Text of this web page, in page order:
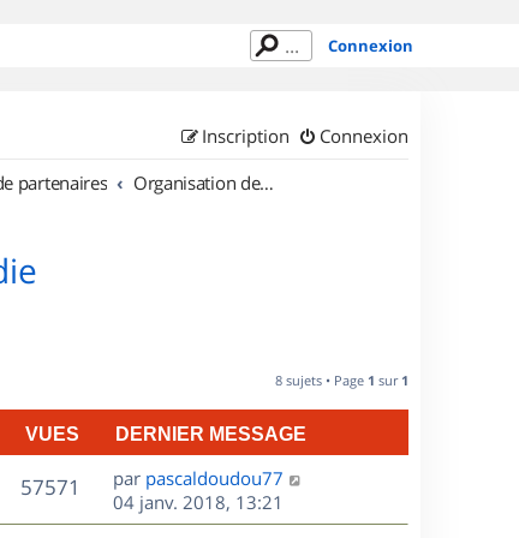
Connexion
Connexion
Inscription
partenaires Organisation de sorties en région Picardie
8 sujets • Page 1 sur 1
VUES DERNIER MESSAGE
57571
u
D
e
r
par pascaldoudou77
04 janv. 2018, 13:21